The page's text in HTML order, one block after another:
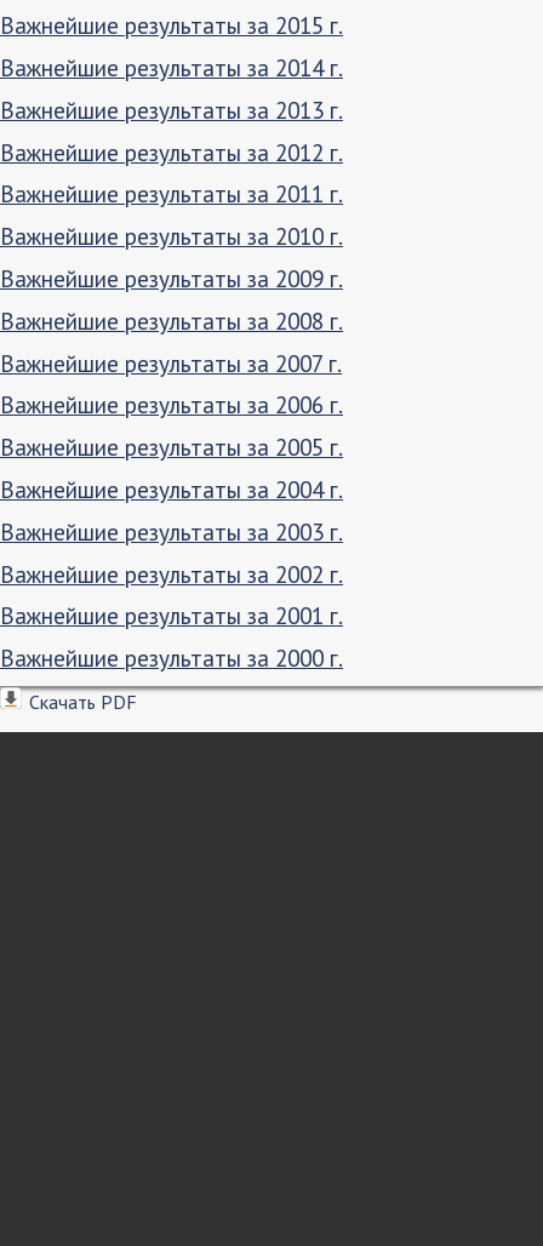
Важнейшие результаты за 2015 г.
Важнейшие результаты за 2014 г.
Важнейшие результаты за 2013 г.
Важнейшие результаты за 2012 г.
Важнейшие результаты за 2011 г.
Важнейшие результаты за 2010 г.
Важнейшие результаты за 2009 г.
Важнейшие результаты за 2008 г.
Важнейшие результаты за 2007 г.
Важнейшие результаты за 2006 г.
Важнейшие результаты за 2005 г.
Важнейшие результаты за 2004 г.
Важнейшие результаты за 2003 г.
Важнейшие результаты за 2002 г.
Важнейшие результаты за 2001 г.
Важнейшие результаты за 2000 г.
Скачать PDF